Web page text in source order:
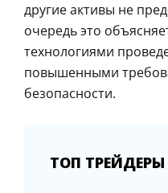
другие активы не
очередь это
технологиями
повышенными
безопасности.
ТОП ТРЕЙДЕРЫ